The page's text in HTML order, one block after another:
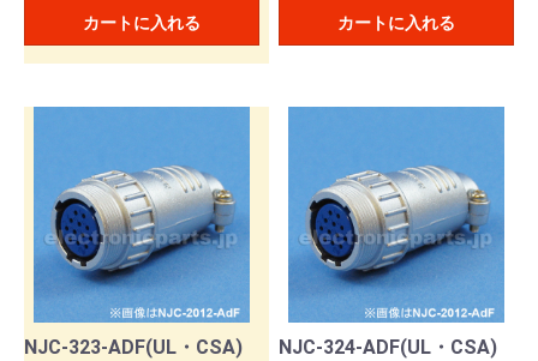
カートに入れる カートに入れる
NJC-323-ADF(UL・CSA)
NJC-324-ADF(UL・CSA)
お買い物を続ける